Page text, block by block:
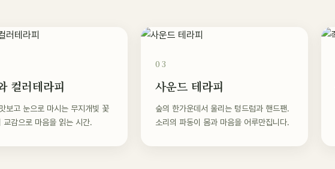
컬러테라피
보고 눈으로 마시는 무지개빛 꽃
교감으로 마음을 읽는 시간.
03
사운드 테라피
숲의 한가운데서 울리는 텅드럼과 핸드팬.
소리의 파동이 몸과 마음을 어루만집니다.